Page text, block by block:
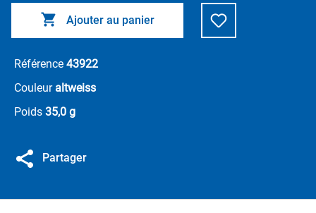
Ajouter au panier
Référence 43922
Couleur altweiss
Poids 35,0 g
Partager